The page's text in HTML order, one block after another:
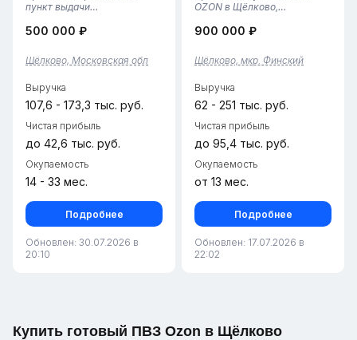
пункт выдачи
ЩёлковоПункт работает с
время сформирована
постоянная клиентская
приносит прибыль. В штате
2...
500 000 ₽
Щёлково, Московская обл
Выручка
107,6 - 173,3 тыс. руб.
Чистая прибыль
до 42,6 тыс. руб.
Окупаемость
14 - 33 мес.
Подробнее
Обновлен: 30.07.2026 в
20:10
OZON в Щёлково,
жилом комплексе, который
квартир каждый плюс
жилой сектор с частными
новые конкуренты не п...
900 000 ₽
Щёлково, мкр. Финский
Выручка
62 - 251 тыс. руб.
Чистая прибыль
до 95,4 тыс. руб.
Окупаемость
от 13 мес.
Подробнее
Обновлен: 17.07.2026 в
22:02
Купить готовый ПВЗ Ozon в Щёлково